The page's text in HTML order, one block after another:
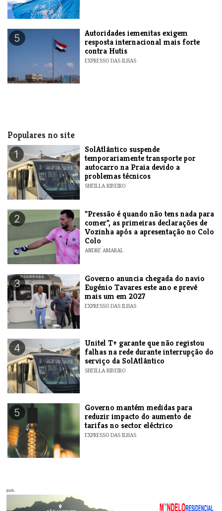
5
Autoridades iemenitas exigem
resposta internacional mais forte
contra Hutis
EXPRESSO DAS ILHAS
Populares no site
1
SolAtlântico suspende
temporariamente transporte por
autocarro na Praia devido a
problemas técnicos
SHEILLA RIBEIRO
2
"Pressão é quando não tens nada para
comer", as primeiras declarações de
Vozinha após a apresentação no Colo
Colo
ANDRE AMARAL
3
Governo anuncia chegada do navio
Eugénio Tavares este ano e prevê
mais um em 2027
EXPRESSO DAS ILHAS
4
Unitel T+ garante que não registou
falhas na rede durante interrupção do
serviço da SolAtlântico
SHEILLA RIBEIRO
5
Governo mantém medidas para
reduzir impacto do aumento de
tarifas no sector eléctrico
EXPRESSO DAS ILHAS
pub.